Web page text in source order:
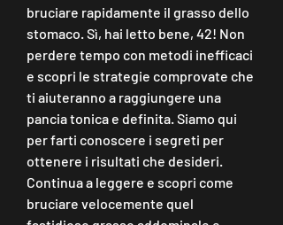
bruciare rapidamente il grasso dello
stomaco. Sì, hai letto bene, 42! Non
perdere tempo con metodi inefficaci
e scopri le strategie comprovate che
ti aiuteranno a raggiungere una
pancia tonica e definita. Siamo qui
per farti conoscere i segreti per
ottenere i risultati che desideri.
Continua a leggere e scopri come
bruciare velocemente quel